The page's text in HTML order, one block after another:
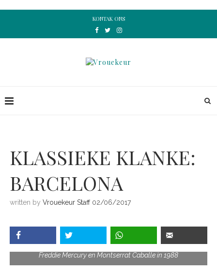
KONTAK ONS
KLASSIEKE KLANKE:
BARCELONA
written by Vrouekeur Staff 02/06/2017
Freddie Mercury en Montserrat Caballe in 1988